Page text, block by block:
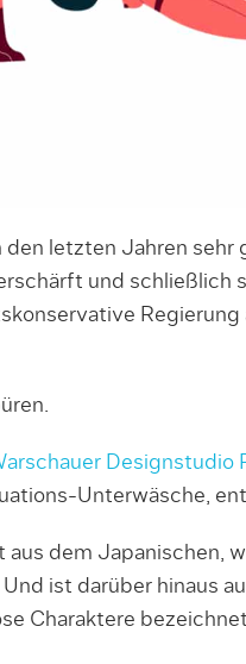
den letzten Jahren sehr
und schließlich
Designstudio
Unterwäsche,
aus dem Japanischen,
ist darüber hinaus
Charaktere